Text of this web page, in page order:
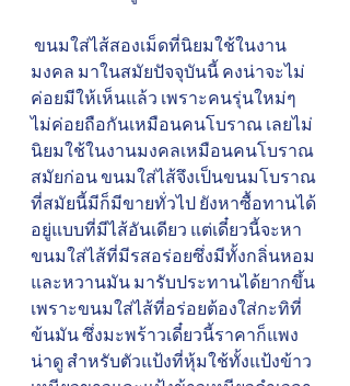
มงคล มาในสมัยปัจจุบันนี้ คงน่าจะไม่
ค่อยมีให้เห็นแล้ว เพราะคนรุ่นใหม่ๆ
ไม่ค่อยถือกันเหมือนคนโบราณ เลยไม่
นิยมใช้ในงานมงคลเหมือนคนโบราณ
สมัยก่อน ขนมใส่ไส้จึงเป็นขนมโบราณ
ที่สมัยนี้มีก็มีขายทั่วไป ยังหาซื้อทานได้
อยู่แบบที่มีไส้อันเดียว แต่เดี๋ยวนี้จะหา
ขนมใส่ไส้ที่มีรสอร่อยซึ่งมีทั้งกลิ่นหอม
และหวานมัน มารับประทานได้ยากขึ้น
เพราะขนมใส่ไส้ที่อร่อยต้องใส่กะทิที่
ข้นมัน ซึ่งมะพร้าวเดี๋ยวนี้ราคาก็แพง
น่าดู สำหรับตัวแป้งที่หุ้มใช้ทั้งแป้งข้าว